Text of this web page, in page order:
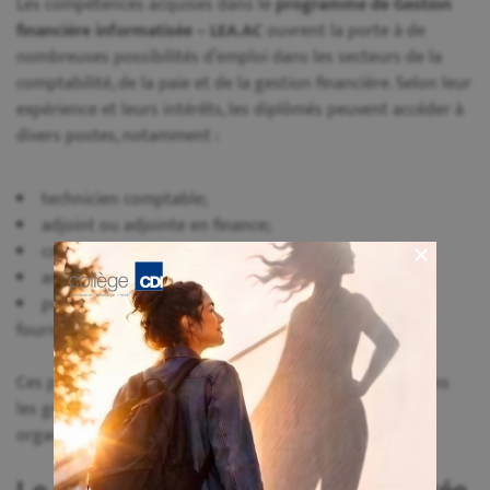
financière informatisée – LEA.AC ouvrent la porte à de
nombreuses possibilités d’emploi dans les secteurs de la
comptabilité, de la paie et de la gestion financière. Selon leur
expérience et leurs intérêts, les diplômés peuvent accéder à
divers postes, notamment :
technicien comptable;
adjoint ou adjointe en finance;
commis à la paie;
assistant ou assistante en gestion;
préposé ou préposée aux comptes clients et
fournisseurs.
Ces profils sont recherchés autant dans les
PMEque dans
les grandes entreprises, les cabinets comptables et les
organisations publiques.